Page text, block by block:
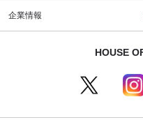
企業情報
HOUSE